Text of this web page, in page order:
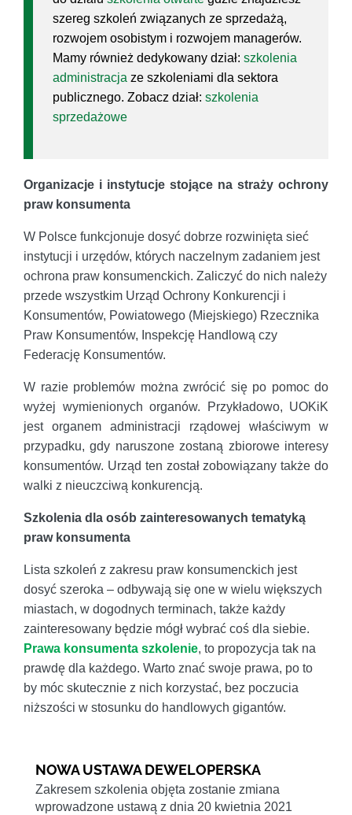
szereg szkoleń związanych ze sprzedażą,
rozwojem osobistym i rozwojem managerów.
Mamy również dedykowany dział: szkolenia
administracja ze szkoleniami dla sektora
publicznego. Zobacz dział: szkolenia
sprzedażowe
Organizacje i instytucje stojące na straży ochrony
praw konsumenta
W Polsce funkcjonuje dosyć dobrze rozwinięta sieć
instytucji i urzędów, których naczelnym zadaniem jest
ochrona praw konsumenckich. Zaliczyć do nich należy
przede wszystkim Urząd Ochrony Konkurencji i
Konsumentów, Powiatowego (Miejskiego) Rzecznika
Praw Konsumentów, Inspekcję Handlową czy
Federację Konsumentów.
W razie problemów można zwrócić się po pomoc do
wyżej wymienionych organów. Przykładowo, UOKiK
jest organem administracji rządowej właściwym w
przypadku, gdy naruszone zostaną zbiorowe interesy
konsumentów. Urząd ten został zobowiązany także do
walki z nieuczciwą konkurencją.
Szkolenia dla osób zainteresowanych tematyką
praw konsumenta
Lista szkoleń z zakresu praw konsumenckich jest
dosyć szeroka – odbywają się one w wielu większych
miastach, w dogodnych terminach, także każdy
zainteresowany będzie mógł wybrać coś dla siebie.
Prawa konsumenta szkolenie, to propozycja tak na
prawdę dla każdego. Warto znać swoje prawa, po to
by móc skutecznie z nich korzystać, bez poczucia
niższości w stosunku do handlowych gigantów.
NOWA USTAWA DEWELOPERSKA
Zakresem szkolenia objęta zostanie zmiana
wprowadzone ustawą z dnia 20 kwietnia 2021